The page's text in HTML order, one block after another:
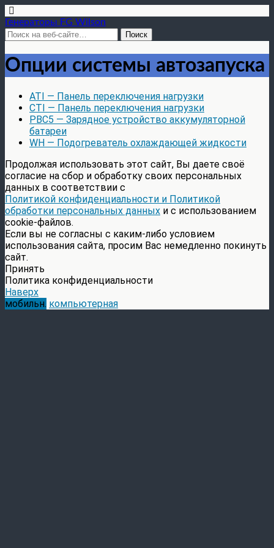
Генераторы FG Wilson
Опции системы автозапуска
ATI — Панель переключения нагрузки
CTI — Панель переключения нагрузки
PBC5 — Зарядное устройство аккумуляторной
батареи
WH — Подогреватель охлаждающей жидкости
Продолжая использовать этот сайт, Вы даете своё
согласие на сбор и обработку своих персональных
данных в соответствии с
Политикой конфиденциальности и Политикой
обработки персональных данных и с использованием
cookie-файлов.
Если вы не согласны с каким-либо условием
использования сайта, просим Вас немедленно покинуть
сайт.
Принять
Политика конфиденциальности
Наверх
мобильн. компьютерная